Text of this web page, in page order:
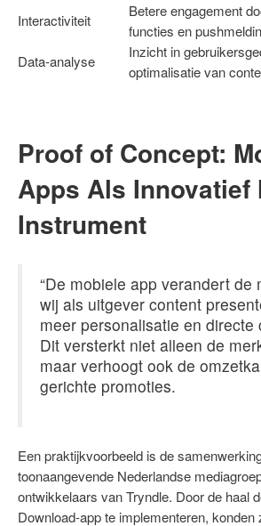
Interactiviteit
Betere engagement
functies en
Data-analyse
Inzicht in
optimalisatie van
Proof of Concept:
Apps Als Innovatief
Instrument
“De mobiele app verandert de
wij als uitgever content
meer personalisatie en directe
Dit versterkt niet alleen de
maar verhoogt ook de
gerichte promoties.
Een praktijkvoorbeeld is de
toonaangevende Nederlandse
ontwikkelaars van Tryndle. Door de haal
Download-app te implementeren, konden